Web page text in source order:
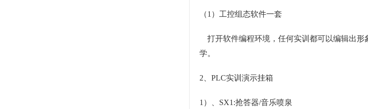
（1）工控组态软件一套
打开软件编程环境，任何实训都可以编辑出形
学。
2、PLC实训演示挂箱
1）、SX1:抢答器/音乐喷泉